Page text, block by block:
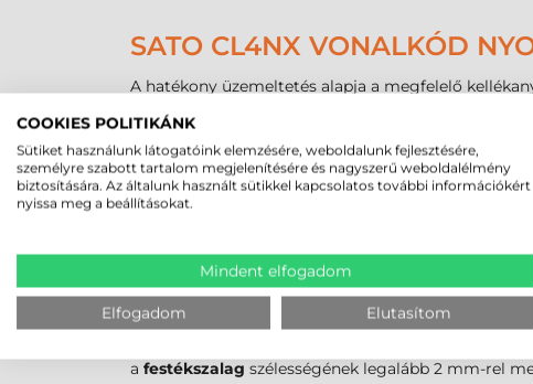
SATO CL4NX VONALKÓD
A hatékony üzemeltetés alapja a megfelelő
minimális címkemagasság
, míg a
eredményez. A belső cséveméret tekintetében a40
A média pontos pozicionálását egy állítható
lehetővé teszi a stancolt címkék, a folytonos
tartozik a normál papír, a különféle műanyag alapú
változhat, ami széles mozgásteret biztosít a
Mivel ez az
termál transzfer
In és Ink-Out) szalagokat is, ami rugalmasságot
a festékszalag szélességének legalább 2 mm-rel
COOKIES POLITIKÁNK
Sütiket használunk látogatóink elemzésére, weboldalunk fejlesztésére,
személyre szabott tartalom megjelenítésére és nagyszerű weboldalélmény
biztosítására. Az általunk használt sütikkel kapcsolatos további információkért
nyissa meg a beállításokat.
Mindent elfogadom
Elfogadom Elutasítom